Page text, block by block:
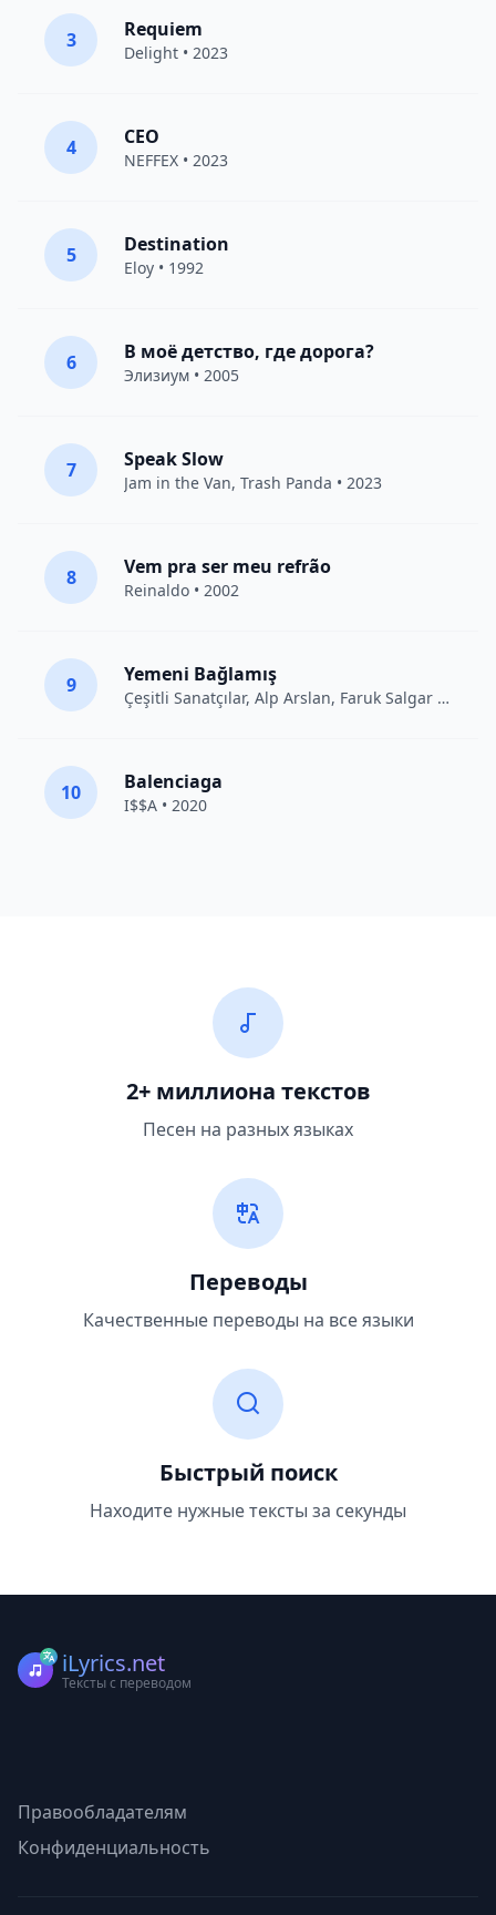
3 Requiem
Delight • 2023
4 CEO
NEFFEX • 2023
5 Destination
Eloy • 1992
6 В моё детство, где дорога?
Элизиум • 2005
7 Speak Slow
Jam in the Van, Trash Panda • 2023
8 Vem pra ser meu refrão
Reinaldo • 2002
9 Yemeni Bağlamış
Çeşitli Sanatçılar, Alp Arslan, Faruk Salgar • 2012
10 Balenciaga
I$$A • 2020
2+ миллиона текстов
Песен на разных языках
Переводы
Качественные переводы на все языки
Быстрый поиск
Находите нужные тексты за секунды
iLyrics.net
Тексты с переводом
Правообладателям
Конфиденциальность